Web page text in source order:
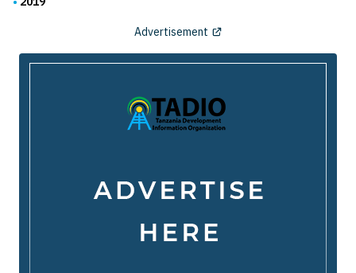
Advertisement